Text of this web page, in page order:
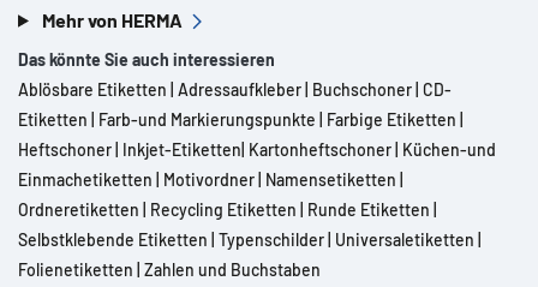
Mehr von HERMA
Das könnte Sie auch interessieren
Ablösbare Etiketten Adressaufkleber Buchschoner CD-
Etiketten
Farb-und Markierungspunkte Farbige Etiketten
Heftschoner Inkjet-Etiketten Kartonheftschoner Küchen-und
Einmachetiketten
Motivordner Namensetiketten
Ordneretiketten
Recycling Etiketten Runde Etiketten
Selbstklebende Etiketten Typenschilder Universaletiketten
Folienetiketten Zahlen und Buchstaben